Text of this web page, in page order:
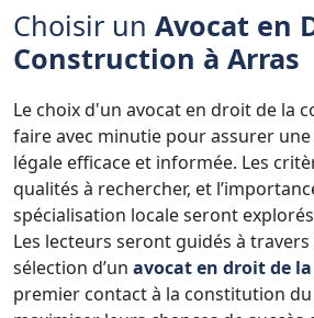
Choisir un Avocat en
Construction à Arras
Le choix d'un avocat en droit de la
faire avec minutie pour assurer
légale efficace et informée. Les
qualités à rechercher, et
spécialisation locale seront
Les lecteurs seront guidés à
sélection d’un avocat en droit de
premier contact à la constitution